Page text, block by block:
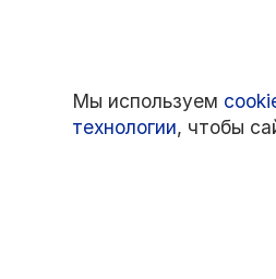
Мы используем
технологии, чтобы